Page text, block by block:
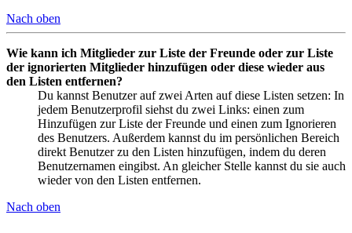
Nach oben
Wie kann ich Mitglieder zur Liste der Freunde oder zur Liste
der ignorierten Mitglieder hinzufügen oder diese wieder aus
den Listen entfernen?
Du kannst Benutzer auf zwei Arten auf diese Listen setzen: In
jedem Benutzerprofil siehst du zwei Links: einen zum
Hinzufügen zur Liste der Freunde und einen zum Ignorieren
des Benutzers. Außerdem kannst du im persönlichen Bereich
direkt Benutzer zu den Listen hinzufügen, indem du deren
Benutzernamen eingibst. An gleicher Stelle kannst du sie auch
wieder von den Listen entfernen.
Nach oben